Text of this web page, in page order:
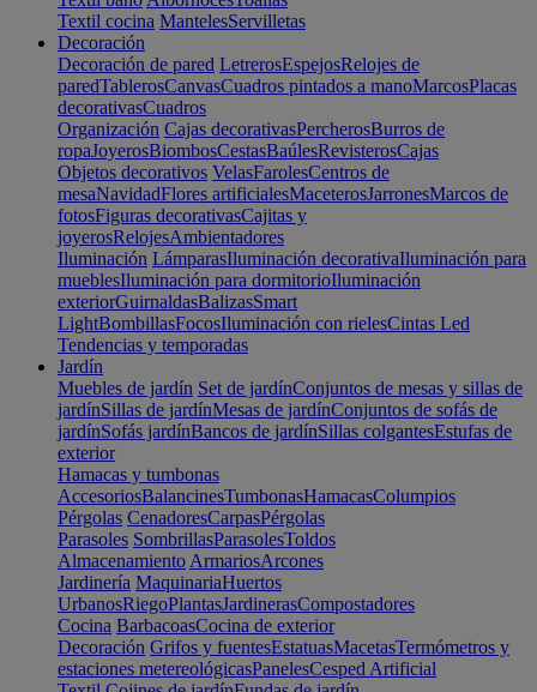
Textil cocina MantelesServilletas
Decoración
Decoración de pared LetrerosEspejosRelojes de
paredTablerosCanvasCuadros pintados a manoMarcosPlacas
decorativasCuadros
Organización Cajas decorativasPercherosBurros de
ropaJoyerosBiombosCestasBaúlesRevisterosCajas
Objetos decorativos VelasFarolesCentros de
mesaNavidadFlores artificialesMaceterosJarronesMarcos de
fotosFiguras decorativasCajitas y
joyerosRelojesAmbientadores
Iluminación LámparasIluminación decorativaIluminación para
mueblesIluminación para dormitorioIluminación
exteriorGuirnaldasBalizasSmart
LightBombillasFocosIluminación con rielesCintas Led
Tendencias y temporadas
Jardín
Muebles de jardín Set de jardínConjuntos de mesas y sillas de
jardínSillas de jardínMesas de jardínConjuntos de sofás de
jardínSofás jardínBancos de jardínSillas colgantesEstufas de
exterior
Hamacas y tumbonas
AccesoriosBalancinesTumbonasHamacasColumpios
Pérgolas CenadoresCarpasPérgolas
Parasoles SombrillasParasolesToldos
Almacenamiento ArmariosArcones
Jardinería MaquinariaHuertos
UrbanosRiegoPlantasJardinerasCompostadores
Cocina BarbacoasCocina de exterior
Decoración Grifos y fuentesEstatuasMacetasTermómetros y
estaciones metereológicasPanelesCesped Artificial